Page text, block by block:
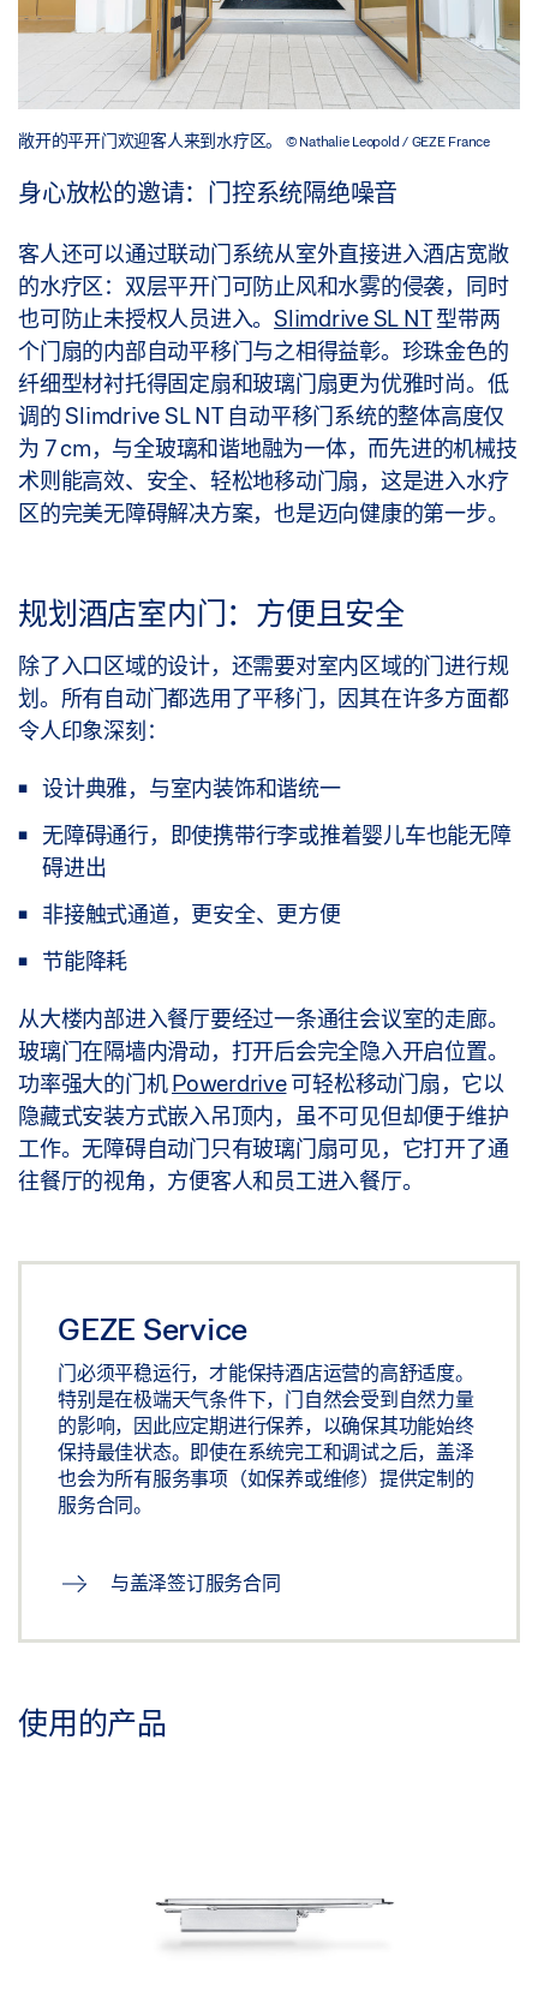
敞开的平开门欢迎客人来到水疗区。 © Nathalie Leopold / GEZE France
身心放松的邀请：门控系统隔绝噪音
客人还可以通过联动门系统从室外直接进入酒店宽敞
的水疗区：双层平开门可防止风和水雾的侵袭，同时
也可防止未授权人员进入。 Slimdrive SL NT型带两
个门扇的内部自动平移门与之相得益彰。珍珠金色的
纤细型材衬托得固定扇和玻璃门扇更为优雅时尚。低
调的 Slimdrive SL NT 自动平移门系统的整体高度仅
为 7 cm，与全玻璃和谐地融为一体，而先进的机械技
术则能高效、安全、轻松地移动门扇，这是进入水疗
区的完美无障碍解决方案，也是迈向健康的第一步。
规划酒店室内门：方便且安全
除了入口区域的设计，还需要对室内区域的门进行规
划。所有自动门都选用了平移门，因其在许多方面都
令人印象深刻：
设计典雅，与室内装饰和谐统一
无障碍通行，即使携带行李或推着婴儿车也能无障
碍进出
非接触式通道，更安全、更方便
节能降耗
从大楼内部进入餐厅要经过一条通往会议室的走廊。
玻璃门在隔墙内滑动，打开后会完全隐入开启位置。
功率强大的门机Powerdrive可轻松移动门扇，它以
隐藏式安装方式嵌入吊顶内，虽不可见但却便于维护
工作。无障碍自动门只有玻璃门扇可见，它打开了通
往餐厅的视角，方便客人和员工进入餐厅。
GEZE Service
门必须平稳运行，才能保持酒店运营的高舒适度。
特别是在极端天气条件下，门自然会受到自然力量
的影响，因此应定期进行保养，以确保其功能始终
保持最佳状态。即使在系统完工和调试之后，盖泽
也会为所有服务事项（如保养或维修）提供定制的
服务合同。
与盖泽签订服务合同
使用的产品